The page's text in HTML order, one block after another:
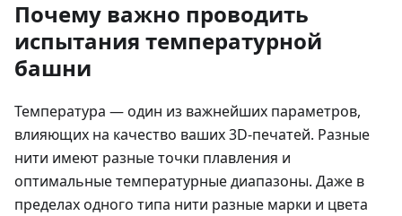
Почему важно проводить
испытания температурной
башни
Температура — один из важнейших параметров,
влияющих на качество ваших 3D-печатей. Разные
нити имеют разные точки плавления и
оптимальные температурные диапазоны. Даже в
пределах одного типа нити разные марки и цвета